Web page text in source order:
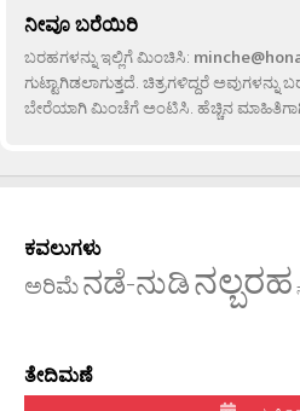
ನೀವೂ ಬರೆಯಿರಿ
ಬರಹಗಳನ್ನು ಇಲ್ಲಿಗೆ ಮಿಂಚಿಸಿ:
ಗುಟ್ಟಾಗಿಡಲಾಗುತ್ತದೆ. ಚಿತ್ರಗಳಿದ್ದರೆ
ಬೇರೆಯಾಗಿ ಮಿಂಚೆಗೆ ಅಂಟಿಸಿ. ಹೆಚ್ಚಿನ
ಕವಲುಗಳು
ಅರಿಮೆನಡೆ-ನುಡಿನಲ್ಬರಹ
ತೇದಿಮಣೆ